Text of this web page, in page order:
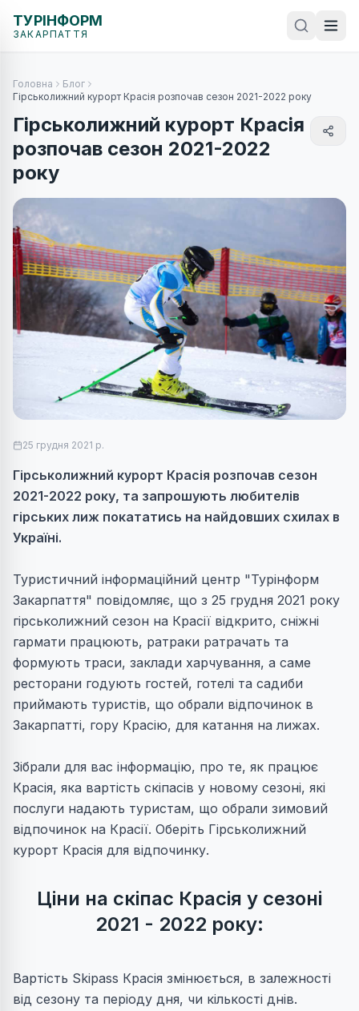
ТУРІНФОРМ
ЗАКАРПАТТЯ
Головна
Блог
Гірськолижний курорт Красія розпочав сезон 2021-2022 року
Гірськолижний курорт Красія
розпочав сезон 2021-2022
року
25 грудня 2021 р.
Гірськолижний курорт Красія розпочав сезон
2021-2022 року, та запрошують любителів
гірських лиж покататись на найдовших схилах в
Україні.
Туристичний інформаційний центр "Турінформ
Закарпаття" повідомляє, що з 25 грудня 2021 року
гірськолижний сезон на Красії відкрито, сніжні
гармати працюють, ратраки ратрачать та
формують траси, заклади харчування, а саме
ресторани годують гостей, готелі та садиби
приймають туристів, що обрали відпочинок в
Закарпатті, гору Красію, для катання на лижах.
Зібрали для вас інформацію, про те, як працює
Красія, яка вартість скіпасів у новому сезоні, які
послуги надають туристам, що обрали зимовий
відпочинок на Красії. Оберіть Гірськолижний
курорт Красія для відпочинку.
Ціни на скіпас Красія у сезоні
2021 - 2022 року:
Вартість Skipass Красія змінюється, в залежності
від сезону та періоду дня, чи кількості днів.